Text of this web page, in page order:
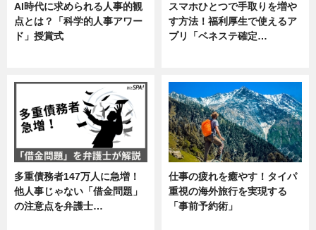
AI時代に求められる人事的観
点とは？「科学的人事アワー
ド」授賞式
スマホひとつで手取りを増や
す方法！福利厚生で使えるア
プリ「ベネステ確定…
多重債務者147万人に急増！
他人事じゃない「借金問題」
の注意点を弁護士…
仕事の疲れを癒やす！タイパ
重視の海外旅行を実現する
「事前予約術」